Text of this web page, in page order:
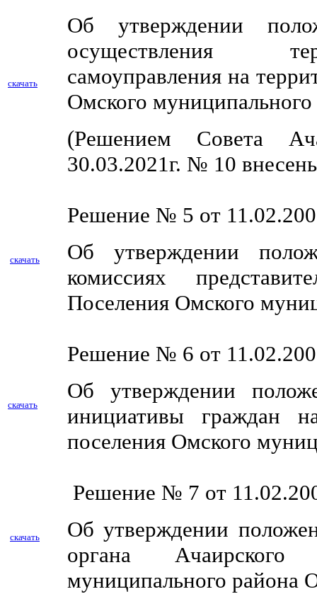
скачать
Об утверждении
осуществления
самоуправления на
Омского
(Решением Совета
30.03.2021г. № 10
скачать
Решение № 5 от
Об утверждении
комиссиях
Поселения Омского
скачать
Решение № 6 от
Об утверждении
инициативы граждан
поселения Омского
скачать
Решение № 7 от
Об утверждении
органа Ачаирского
муниципального района